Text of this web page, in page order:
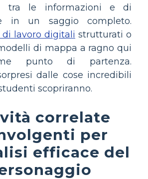
tra le informazioni e di
in un saggio completo.
lavoro digitali strutturati o
di mappa a ragno qui
punto di partenza.
dalle cose incredibili
scopriranno.
correlate
per
efficace del